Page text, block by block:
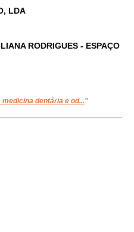
LDA
RODRIGUES - ESPAÇO
dentária e od..."